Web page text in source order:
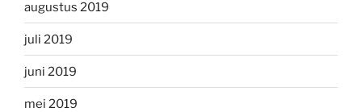
augustus 2019
juli 2019
juni 2019
mei 2019